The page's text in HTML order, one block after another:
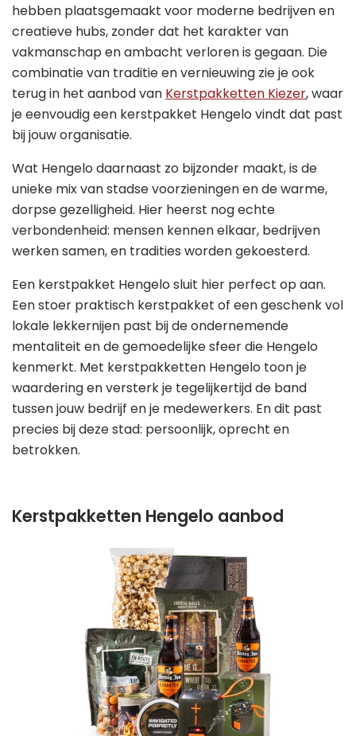
hebben plaatsgemaakt voor moderne bedrijven en
creatieve hubs, zonder dat het karakter van
vakmanschap en ambacht verloren is gegaan. Die
combinatie van traditie en vernieuwing zie je ook
terug in het aanbod van Kerstpakketten Kiezer, waar
je eenvoudig een kerstpakket Hengelo vindt dat past
bij jouw organisatie.
Wat Hengelo daarnaast zo bijzonder maakt, is de
unieke mix van stadse voorzieningen en de warme,
dorpse gezelligheid. Hier heerst nog echte
verbondenheid: mensen kennen elkaar, bedrijven
werken samen, en tradities worden gekoesterd.
Een kerstpakket Hengelo sluit hier perfect op aan.
Een stoer praktisch kerstpakket of een geschenk vol
lokale lekkernijen past bij de ondernemende
mentaliteit en de gemoedelijke sfeer die Hengelo
kenmerkt. Met kerstpakketten Hengelo toon je
waardering en versterk je tegelijkertijd de band
tussen jouw bedrijf en je medewerkers. En dit past
precies bij deze stad: persoonlijk, oprecht en
betrokken.
Kerstpakketten Hengelo aanbod